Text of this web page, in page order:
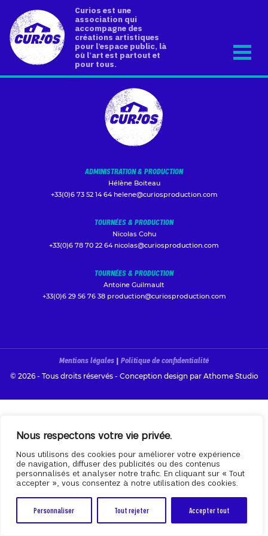
Nous respectons votre vie privée.
Nous utilisons des cookies pour améliorer votre expérience
de navigation, diffuser des publicités ou des contenus
personnalisés et analyser notre trafic. En cliquant sur « Tout
accepter », vous consentez à notre utilisation des cookies.
Personnaliser Tout rejeter Accepter tout
Curios est une
association qui
accompagne des
créations artistiques
pour l’espace public, là
où l’art est partout et
pour tous.
ADMINISTRATION & PRODUCTION
Hélène Boiteau
+33(0)6 73 52 14 64 helene@curiosproduction.com
TOURNÉES & PRODUCTION
Nicolas Cohu
+33(0)6 78 70 22 64 nicolas@curiosproduction.com
TOURNÉES & PRODUCTION
Antoine Guilmault
+33(0)6 29 56 76 38 production@curiosproduction.com
Mentions légales | Politique de confidentialité
© 2026 - Tous droits réservés - Conception design par Athome Studio